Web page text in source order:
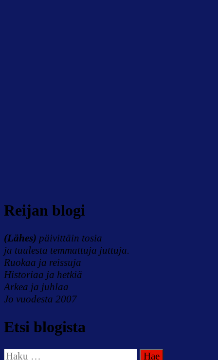
Reijan blogi
(Lähes) päivittäin tosia
ja tuulesta temmattuja juttuja.
Ruokaa ja reissuja
Historiaa ja hetkiä
Arkea ja juhlaa
Jo vuodesta 2007
Etsi blogista
Haku: